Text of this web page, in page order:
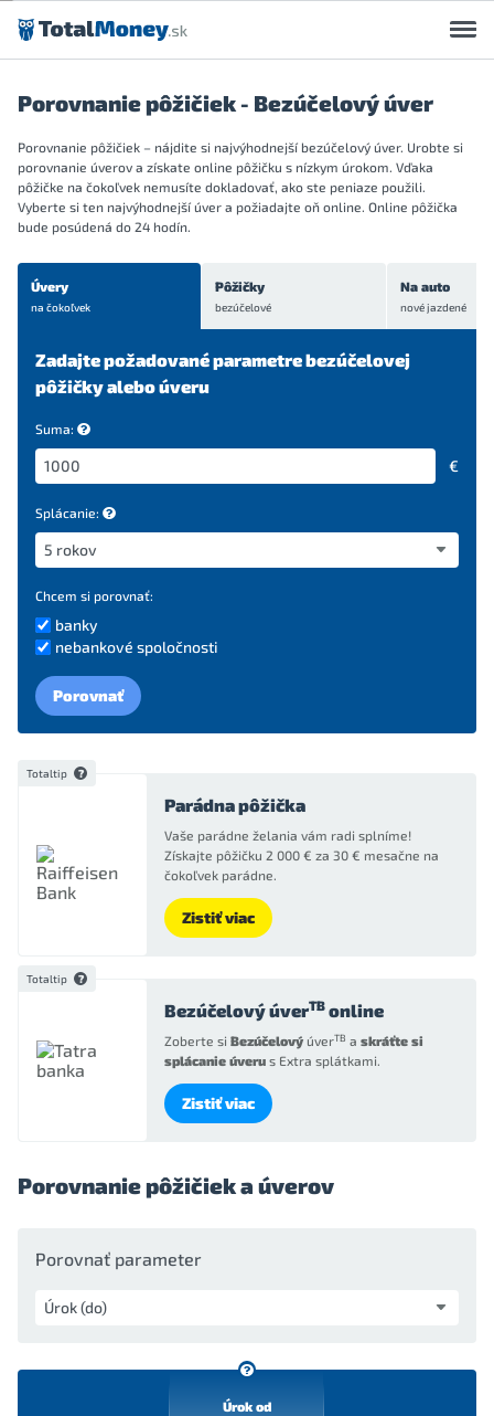
Preskočiť na obsah
Porovnanie pôžičiek - Bezúčelový úver
Porovnanie pôžičiek – nájdite si najvýhodnejší bezúčelový úver. Urobte si
porovnanie úverov a získate online pôžičku s nízkym úrokom. Vďaka
pôžičke na čokoľvek nemusíte dokladovať, ako ste peniaze použili.
Vyberte si ten najvýhodnejší úver a požiadajte oň online. Online pôžička
bude posúdená do 24 hodín.
Úvery
na čokoľvek
Pôžičky
bezúčelové
Na auto
novéjazdené
Zadajte požadované parametre bezúčelovej
pôžičky alebo úveru
Suma:
€
Splácanie:
Chcem si porovnať:
banky
nebankové spoločnosti
Porovnať
Totaltip
Parádna pôžička
Vaše parádne želania vám radi splníme!
Získajte pôžičku 2 000 € za 30 € mesačne na
čokoľvek parádne.
Zistiť viac
Totaltip
Bezúčelový úverTB online
Zoberte si Bezúčelový úverTB a skráťte si
splácanie úveru s Extra splátkami.
Zistiť viac
Porovnanie pôžičiek a úverov
Porovnať parameter
Úrok od